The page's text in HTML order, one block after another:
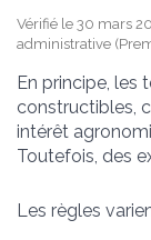
Vérifié le 30 mars
administrative
En principe, les
constructibles,
intérêt
Toutefois, des
Les règles